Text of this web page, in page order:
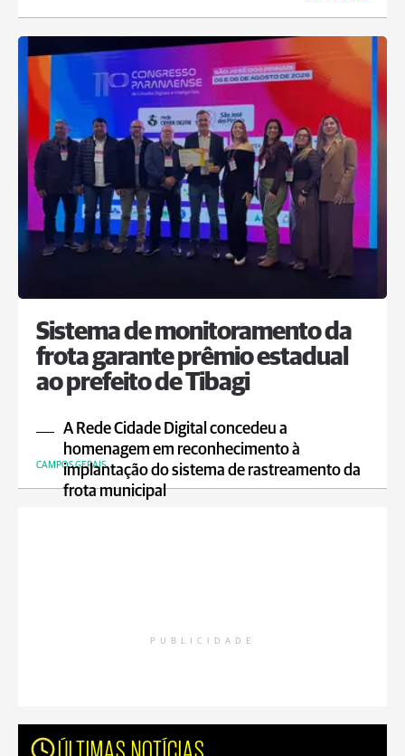
Sistema de monitoramento da
frota garante prêmio estadual
ao prefeito de Tibagi
A Rede Cidade Digital concedeu a
homenagem em reconhecimento à
implantação do sistema de rastreamento da
frota municipal
CAMPOS GERAIS
PUBLICIDADE
ÚLTIMAS NOTÍCIAS